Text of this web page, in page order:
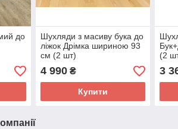
до
Шухляди з масиву бука до
ліжок Дрімка шириною 93
см (2 шт)
4 990₴
Купити
(2
3